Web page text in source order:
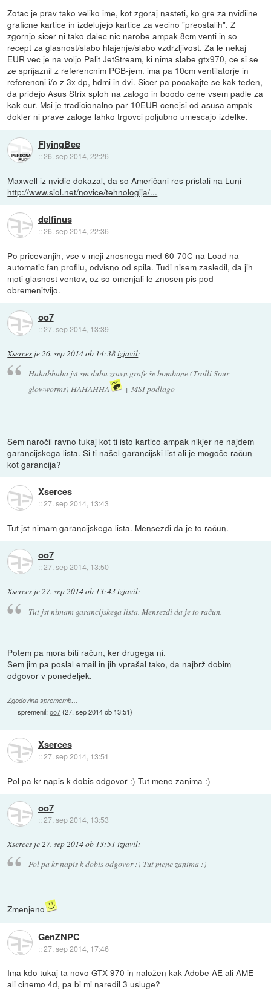
Zotac je prav tako veliko ime, kot zgoraj nasteti, ko gre za nvidiine
graficne kartice in izdelujejo kartice za vecino "preostalih". Z
zgornjo sicer ni tako dalec nic narobe ampak 8cm venti in so
recept za glasnost/slabo hlajenje/slabo vzdrzljivost. Za le nekaj
EUR vec je na voljo Palit JetStream, ki nima slabe gtx970, ce si se
ze sprijaznil z referencnim PCB-jem. ima pa 10cm ventilatorje in
referencni i/o z 3x dp, hdmi in dvi. Sicer pa pocakajte se kak teden,
da pridejo Asus Strix sploh na zalogo in boodo cene vsem padle za
kak eur. Msi je tradicionalno par 10EUR cenejsi od asusa ampak
dokler ni prave zaloge lahko trgovci poljubno umescajo izdelke.
FlyingBee
::26. sep 2014, 22:26
Maxwell iz nvidie dokazal, da so Američani res pristali na Luni
http://www.siol.net/novice/tehnologija/...
delfinus
::26. sep 2014, 22:36
Popricevanjih, vse v meji znosnega med 60-70C na Load na
automatic fan profilu, odvisno od spila. Tudi nisem zasledil, da jih
moti glasnost ventov, oz so omenjali le znosen pis pod
obremenitvijo.
oo7
::27. sep 2014, 13:39
Xserces je 26. sep 2014 ob 14:38izjavil:
Hahahhaha jst sm dubu zravn grafe še bombone (Trolli Sour
glowworms) HAHAHHA
+ MSI podlago
Sem naročil ravno tukaj kot ti isto kartico ampak nikjer ne najdem
garancijskega lista. Si ti našel garancijski list ali je mogoče račun
kot garancija?
Xserces
::27. sep 2014, 13:43
Tut jst nimam garancijskega lista. Mensezdi da je to račun.
oo7
::27. sep 2014, 13:50
Xserces je27. sep 2014 ob 13:43izjavil:
Tut jst nimam garancijskega lista. Mensezdi da je to račun.
Potem pa mora biti račun, ker drugega ni.
Sem jim pa poslal email in jih vprašal tako, da najbrž dobim
odgovor v ponedeljek.
Zgodovina sprememb…
spremenil:oo7(27. sep 2014 ob 13:51)
Xserces
::27. sep 2014, 13:51
Pol pa kr napis k dobis odgovor :) Tut mene zanima :)
oo7
::27. sep 2014, 13:53
Xserces je27. sep 2014 ob 13:51 izjavil:
Pol pa kr napis k dobis odgovor :) Tut mene zanima :)
Zmenjeno
GenZNPC
::27. sep 2014, 17:46
Ima kdo tukaj ta novo GTX 970 in naložen kak Adobe AE ali AME
ali cinemo 4d, pa bi mi naredil 3 usluge?